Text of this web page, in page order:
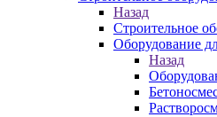
Назад
Строительное
Оборудование
Назад